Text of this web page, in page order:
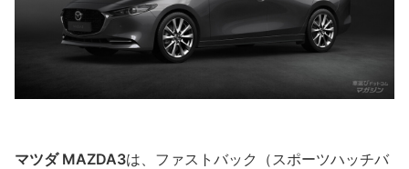
マツダ MAZDA3は、ファストバック（スポーツハッチバ